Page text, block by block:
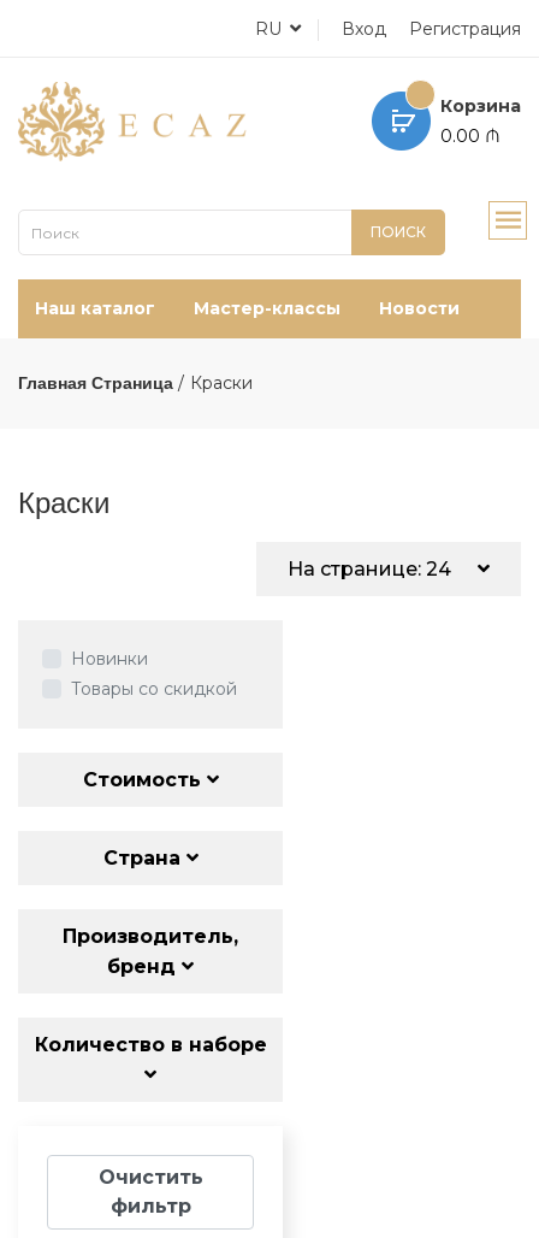
RU Вход Регистрация
Корзина
0.00 ₼
ПОИСК
Наш каталог Мастер-классы Новости
Главная Страница Краски
Краски
На странице: 24
Новинки
Товары со скидкой
Стоимость
Страна
Производитель,
бренд
Очистить
фильтр